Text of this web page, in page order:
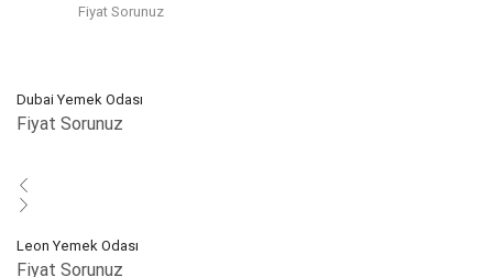
Fiyat Sorunuz
Dubai Yemek Odası
Fiyat Sorunuz
Leon Yemek Odası
Fiyat Sorunuz